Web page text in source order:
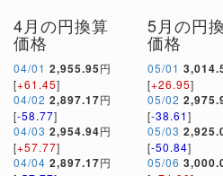
4月の円換算
価格
04/01 2,955.95円
[+61.45]
04/02 2,897.17円
[-58.77]
04/03 2,954.94円
[+57.77]
04/04 2,897.17円
5月の円
価格
05/01
[+26.95]
05/02
[-38.61]
05/03
[-50.84]
05/06